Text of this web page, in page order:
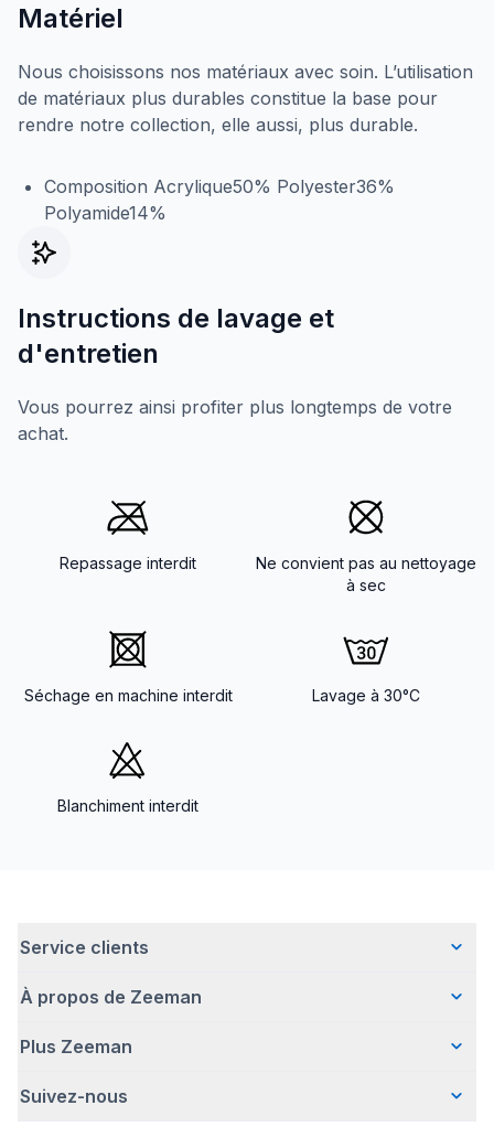
Matériel
Nous choisissons nos matériaux avec soin. L’utilisation
de matériaux plus durables constitue la base pour
rendre notre collection, elle aussi, plus durable.
Composition Acrylique50% Polyester36%
Polyamide14%
Instructions de lavage et
d'entretien
Vous pourrez ainsi profiter plus longtemps de votre
achat.
Repassage interdit
Ne convient pas au nettoyage
à sec
Séchage en machine interdit Lavage à 30°C
Blanchiment interdit
Service clients
Questions fréquentes
Livraison
Retour d'articles
À propos de Zeeman
Qui sommes-nous ?
Une entreprise responsable
Plus Zeeman
Communiqué de presse
Suivez-nous